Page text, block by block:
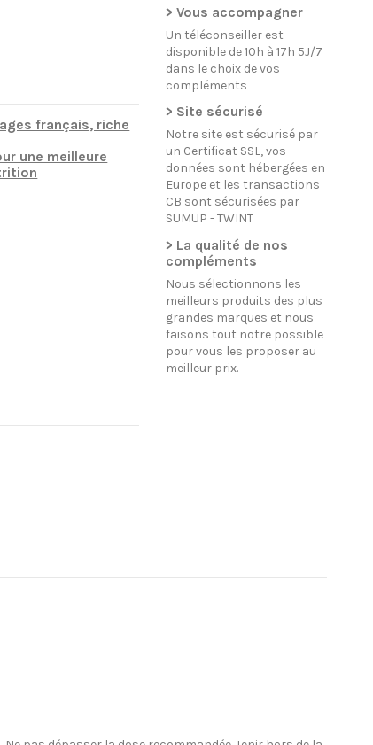
français, riche
une meilleure
> Vous accompagner
Un téléconseiller est
disponible de 10h à 17h 5J/7
dans le choix de vos
compléments
> Site sécurisé
Notre site est sécurisé par
un Certificat SSL, vos
données sont hébergées en
Europe et les transactions
CB sont sécurisées par
SUMUP - TWINT
> La qualité de nos
compléments
Nous sélectionnons les
meilleurs produits des plus
grandes marques et nous
faisons tout notre possible
pour vous les proposer au
meilleur prix.